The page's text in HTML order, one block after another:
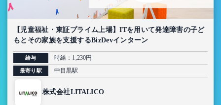
【児童福祉・東証プライム上場】ITを用いて発達障害の子ど
もとその家族を支援するBizDevインターン
給与 時給：1,230円
最寄り駅 中目黒駅
株式会社LITALICO